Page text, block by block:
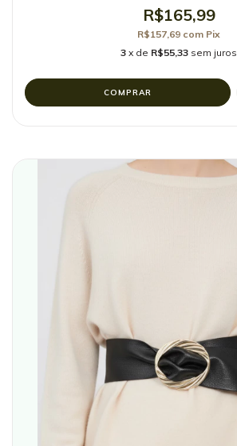
R$165,99
R$157,69 com Pix
3 x de R$55,33 sem juros
COMPRAR